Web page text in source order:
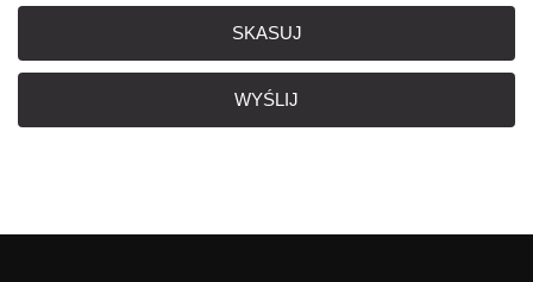
SKASUJ
WYŚLIJ